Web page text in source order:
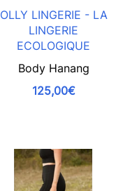
OLLY LINGERIE - LA
LINGERIE
ECOLOGIQUE
Body Hanang
125,00€